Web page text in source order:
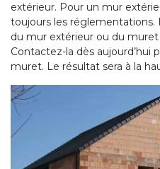
extérieur. Pour un mur
toujours les réglementations.
du mur extérieur ou du muret
Contactez-la dès aujourd’hui
muret. Le résultat sera à la